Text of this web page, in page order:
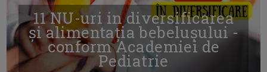
11 NU-uri in diversificarea
și alimentația bebelușului -
conform Academiei de
Pediatrie